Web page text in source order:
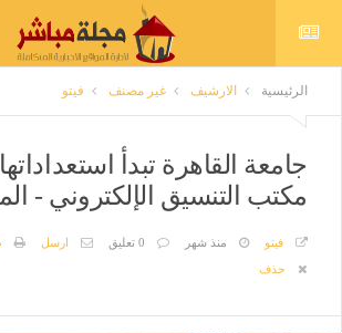
الرئيسية الارشيف غير مصنف فيتو
جامعة القاهرة تبدأ
مكتب التنسيق الإلكتروني -
فيتو منذ شهر 0 تعليق ارسل
حذف